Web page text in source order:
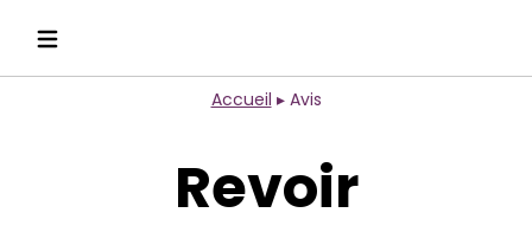
Accueil ▸ Avis
Revoir